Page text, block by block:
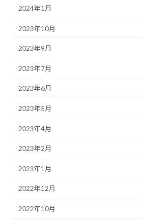
2024年1月
2023年10月
2023年9月
2023年7月
2023年6月
2023年5月
2023年4月
2023年2月
2023年1月
2022年12月
2022年10月